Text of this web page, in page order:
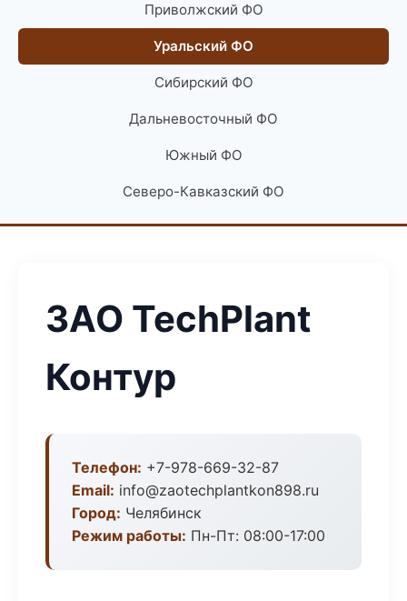
Приволжский ФО
Уральский ФО
Сибирский ФО
Дальневосточный ФО
Южный ФО
Северо-Кавказский ФО
ЗАО TechPlant
Контур
Телефон: +7-978-669-32-87
Email: info@zaotechplantkon898.ru
Город: Челябинск
Режим работы: Пн-Пт: 08:00-17:00